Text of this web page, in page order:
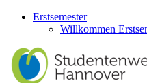
Erstsemester
Willkommen